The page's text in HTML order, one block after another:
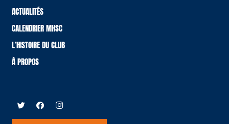
ACTUALITÉS
CALENDRIER MHSC
L’HISTOIRE DU CLUB
À PROPOS